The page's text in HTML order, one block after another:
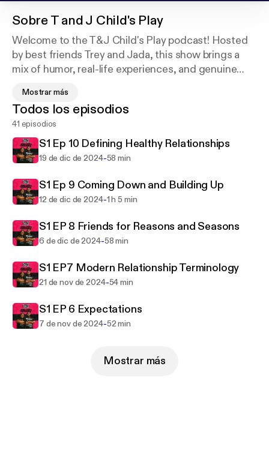
SobreT and J Child's Play
Welcome to the T&J Child's Play podcast! Hosted
by best friends Trey and Jada, this show brings a
mix of humor, real-life experiences, and genuine
both playful and thought-provoking, each episode
dives into topics like navigating adulthood,
relationships, creative journeys, and the lessons
learned along the way. Expect raw conversations,
fun stories, and the occasional challenge to keep
or the insights, T&J Child's Play is here to remind
you that growth is always better when you have a
week on Thursday join the T&J community!
Mostrar más
Todos los episodios
41 episodios
S1 Ep 10 Defining Healthy Relationships
19 de dic de 2024-58 min
S1 Ep 9 Coming Down and Building Up
12 de dic de 2024-1 h 5 min
S1 EP 8 Friends for Reasons and Seasons
6 de dic de 2024-58 min
S1 EP7 Modern Relationship Terminology
21 de nov de 2024-54 min
S1 EP 6 Expectations
7 de nov de 2024-52 min
Mostrar más